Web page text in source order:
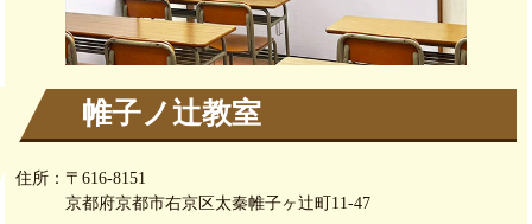
帷子ノ辻教室
住所： 〒616-8151
京都府京都市右京区太秦帷子ヶ辻町11-47